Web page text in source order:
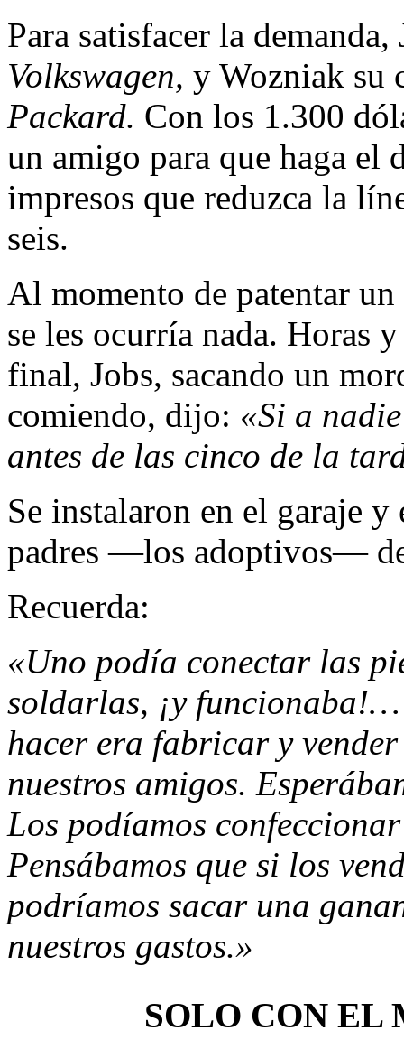
Para satisfacer la
Volkswagen, y Woz­niak su
Packard. Con los 1.300
un amigo para que ha­ga el
im­presos que reduzca la
seis.
Al momento de patentar
se les ocurría nada. Horas
fi­nal, Jobs, sacando un
comiendo, dijo: «Si a
antes de las cinco de la
Se instalaron en el garaje
padres —los adoptivos—
Recuerda:
«Uno podía conectar las
soldarlas, ¡y
hacer era fabricar y
nuestros amigos.
Los podía­mos
Pensábamos que si los
podríamos sacar una
nuestros gastos.»
SOLO CON EL